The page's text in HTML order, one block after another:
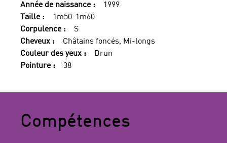
Année de naissance :
1999
Taille :
1m50-1m60
Corpulence :
S
Cheveux :
Châtains foncés, Mi-longs
Couleur des yeux :
Brun
Pointure :
38
Compétences